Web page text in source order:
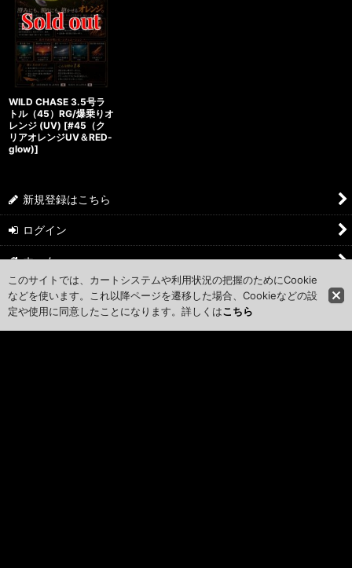
WILD CHASE 3.5号ラ
トル（45）RG/爆乗りオ
レンジ (UV) [#45（ク
リアオレンジUV＆RED-
glow)]
新規登録はこちら
ログイン
ホーム
ショッピングカート
このサイトでは、カートシステムや利用状況の把握のためにCookie
などを使います。これ以降ページを遷移した場合、Cookieなどの設
定や使用に同意したことになります。詳しくはこちら